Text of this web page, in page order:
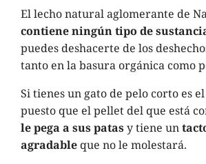
El lecho natural aglomerante de
contiene ningún tipo de
puedes deshacerte de los
tanto en la basura orgánica como
Si tienes un gato de pelo corto es
puesto que el pellet del que está
le pega a sus patasy tiene un
agradableque no le molestará.